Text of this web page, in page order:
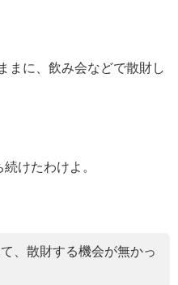
まに、飲み会などで散財し
けたわけよ。
、散財する機会が無かっ